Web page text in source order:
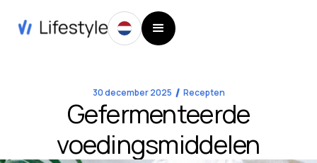
30 december 2025 Recepten
Gefermenteerde
voedingsmiddelen